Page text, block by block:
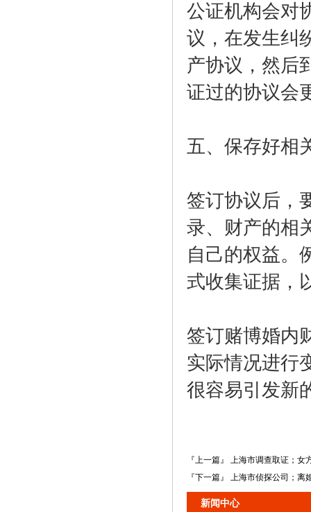
公证机构会对
议，在发生纠
产协议，然后
证过的协议会
五、保存好相
签订协议后，
录、财产的相
自己的权益。
式收集证据，
签订赌博婚内
实际情况进行
很容易引发新
『上一篇』 上海市调查取证；
『下一篇』 上海市侦探公司；
新闻中心